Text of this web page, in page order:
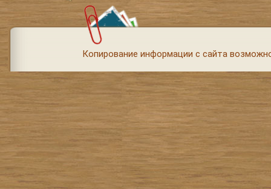
Копирование информации с сайта